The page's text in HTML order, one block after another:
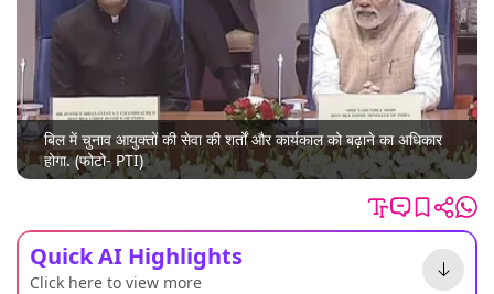
बिल में चुनाव आयुक्तों की सेवा की शर्तों और कार्यकाल को बढ़ाने का अधिकार
होगा. (फोटो- PTI)
Quick AI Highlights
Click here to view more